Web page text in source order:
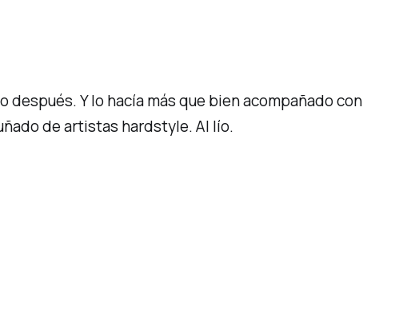
después. Y lo hacía más que bien acompañado con
de artistas hardstyle.Al lío.